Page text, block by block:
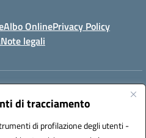
di tracciamento
di profilazione degli utenti -
Albo OnlinePrivacy Policy
Note legali
mcic80700n@istruzione.it